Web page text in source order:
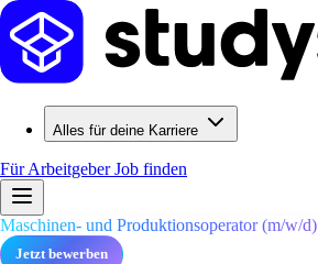
Alles für deine Karriere
Für ArbeitgeberJob finden
Maschinen- und Produktionsoperator (m/w/d)
Jetzt bewerben